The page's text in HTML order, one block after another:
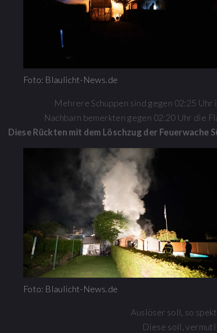
Foto: Blaulicht-News.de
Mehrere Schuppen sind gegen 02:25
Nachbarn bemerkten gegen 02:20 Uhr die
Diese Rückten mit dem Löschzug der Feuerwache
Foto: Blaulicht-News.de
Auslöser soll, so
Diese soll,